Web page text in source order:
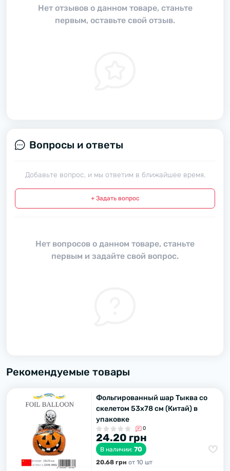
Нет отзывов о данном товаре, станьте
первым, оставьте свой отзыв.
Вопросы и ответы
Добавьте вопрос, и мы ответим в ближайшее время.
+ Задать вопрос
Нет вопросов о данном товаре, станьте
первым и задайте свой вопрос.
Рекомендуемые товары
Фольгированный шар Тыква со
скелетом 53х78 см (Китай) в
упаковке
0
24.20 грн
В наличии: 70
20.68 грн от 10 шт